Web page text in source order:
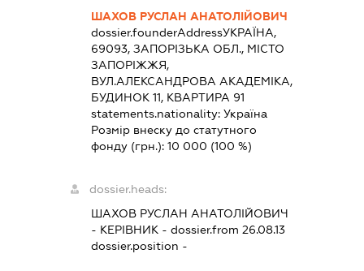
ШАХОВ РУСЛАН АНАТОЛІЙОВИЧ
dossier.founderAddressУКРАЇНА,
69093, ЗАПОРІЗЬКА ОБЛ., МІСТО
ЗАПОРІЖЖЯ,
ВУЛ.АЛЕКСАНДРОВА АКАДЕМІКА,
БУДИНОК 11, КВАРТИРА 91
statements.nationality:Україна
Розмір внеску до статутного
фонду (грн.):10 000 (100 %)
dossier.heads:
ШАХОВ РУСЛАН АНАТОЛІЙОВИЧ
- КЕРІВНИК - dossier.from 26.08.13
dossier.position -